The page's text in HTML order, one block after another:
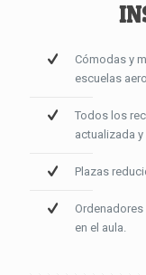
Cómodas y
escuelas
Todos los
actualizada
Plazas
en el aula.